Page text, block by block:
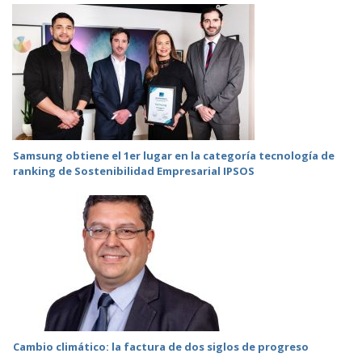
Samsung obtiene el 1er lugar en la categoría tecnología de
ranking de Sostenibilidad Empresarial IPSOS
Cambio climático: la factura de dos siglos de progreso